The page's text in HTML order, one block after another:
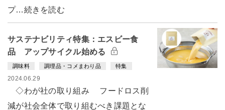
プ…続きを読む
サステナビリティ特集：エスビー食
品 アップサイクル始める
調味料 調理品・コメまわり品 特集
2024.06.29
◇わが社の取り組み フードロス削
減が社会全体で取り組むべき課題とな